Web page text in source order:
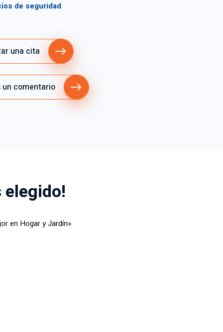
de seguridad
una cita
un comentario
elegido!
en Hogar y Jardín».